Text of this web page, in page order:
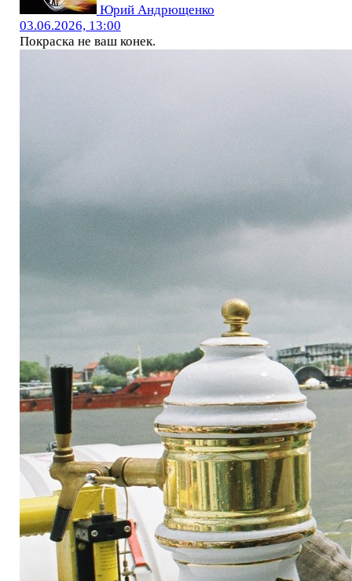
Юрий Андрющенко
03.06.2026, 13:00
Покраска не ваш конек.